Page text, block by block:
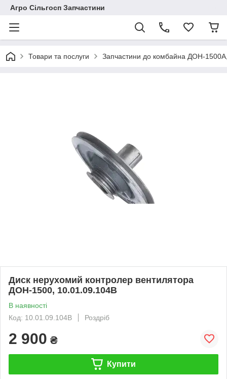
Агро Сільгосп Запчастини
Товари та послуги Запчастини до комбайна ДОН-
Диск нерухомий контролер вентилятора
ДОН-1500, 10.01.09.104В
В наявності
Код: 10.01.09.104В
Роздріб
2 900 ₴
Купити